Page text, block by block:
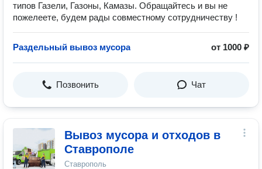
типов Газели, Газоны, Камазы. Обращайтесь и вы не
пожелеете, будем рады совместному сотрудничеству !
Раздельный вывоз мусора от 1000 ₽
Позвонить Чат
Вывоз мусора и отходов в
Ставрополе
Ставрополь